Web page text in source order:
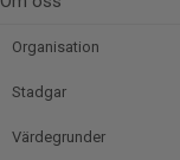
Organisation
Stadgar
Värdegrunder